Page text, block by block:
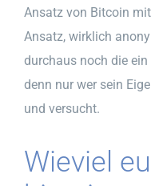
Ansatz von Bitcoin
Ansatz, wirklich
durchaus noch die
denn nur wer sein
und versucht.
Wieviel